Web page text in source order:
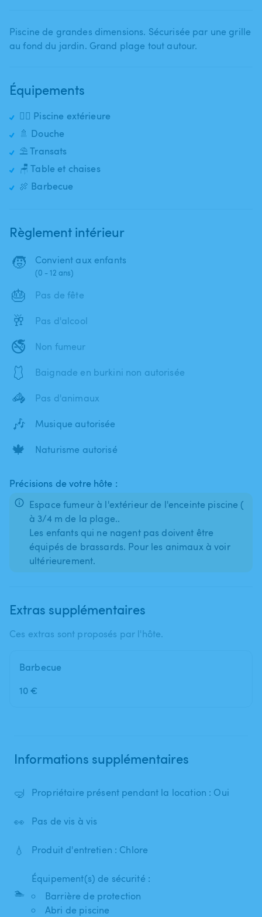
Piscine de grandes dimensions. Sécurisée par une grille
au fond du jardin. Grand plage tout autour.
Équipements
🏊‍♂️ Piscine extérieure
🚿 Douche
⛱️ Transats
🪑 Table et chaises
🍖 Barbecue
Règlement intérieur
🧒 Convient aux enfants
(0 - 12 ans)
🎂 Pas de fête
🥂 Pas d'alcool
🚭 Non fumeur
🩱 Baignade en burkini non autorisée
🦓 Pas d'animaux
🎶 Musique autorisée
🍁 Naturisme autorisé
Précisions de votre hôte :
Espace fumeur à l'extérieur de l'enceinte piscine (
à 3/4 m de la plage..
Les enfants qui ne nagent pas doivent être
équipés de brassards. Pour les animaux à voir
ultérieurement.
Extras supplémentaires
Ces extras sont proposés par l'hôte.
Barbecue
10 €
Informations supplémentaires
🤿 Propriétaire présent pendant la location : Oui
👀 Pas de vis à vis
💧 Produit d'entretien : Chlore
🏊
Équipement(s) de sécurité :
Barrière de protection
Abri de piscine